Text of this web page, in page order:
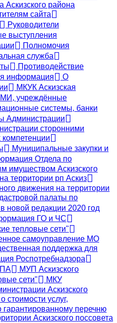
Аскизского района
сайта
Руководители
выступления
Полномочия
служба
Противодействие
информация
О
МКУК Аскизская
учреждённые
системы, банки
Администрации
сторонними
Муниципальные закупки и
Отдела по
имуществом Аскизского
территории рп Аскиз
движения на территории
палаты по
новой редакции 2020 год
ГО и ЧС
тепловые сети"
самоуправление МО
поддержка для
Роспотребнадзора
МУП Аскизского
сети"
МКУ
Аскизского
стоимости услуг,
гарантированному перечню
Аскизского поссовета